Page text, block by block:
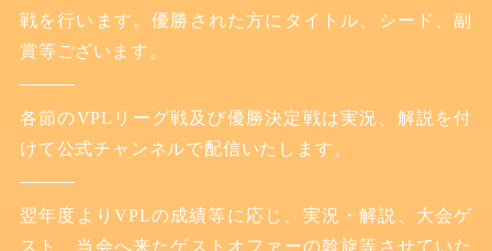
戦を行います。優勝された方にタイトル、シード、副
賞等ございます。
各節のVPLリーグ戦及び優勝決定戦は実況、解説を付
けて公式チャンネルで配信いたします。
翌年度よりVPLの成績等に応じ、実況・解説、大会ゲ
スト、当会へ来たゲストオファーの斡旋等させていた